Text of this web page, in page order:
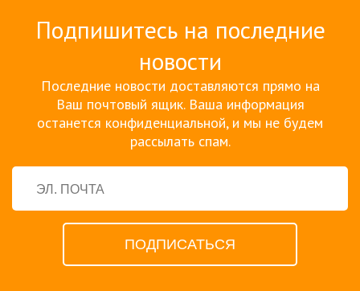
Подпишитесь на последние
новости
Последние новости доставляются прямо на
Ваш почтовый ящик. Ваша информация
останется конфиденциальной, и мы не будем
рассылать спам.